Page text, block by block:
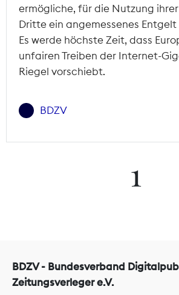
ermögliche, für die Nutzung
Dritte ein angemessenes
Es werde höchste Zeit, dass
unfairen Treiben der Internet-
Riegel vorschiebt.
BDZV
1
BDZV - Bundesverband
Zeitungsverleger e.V.